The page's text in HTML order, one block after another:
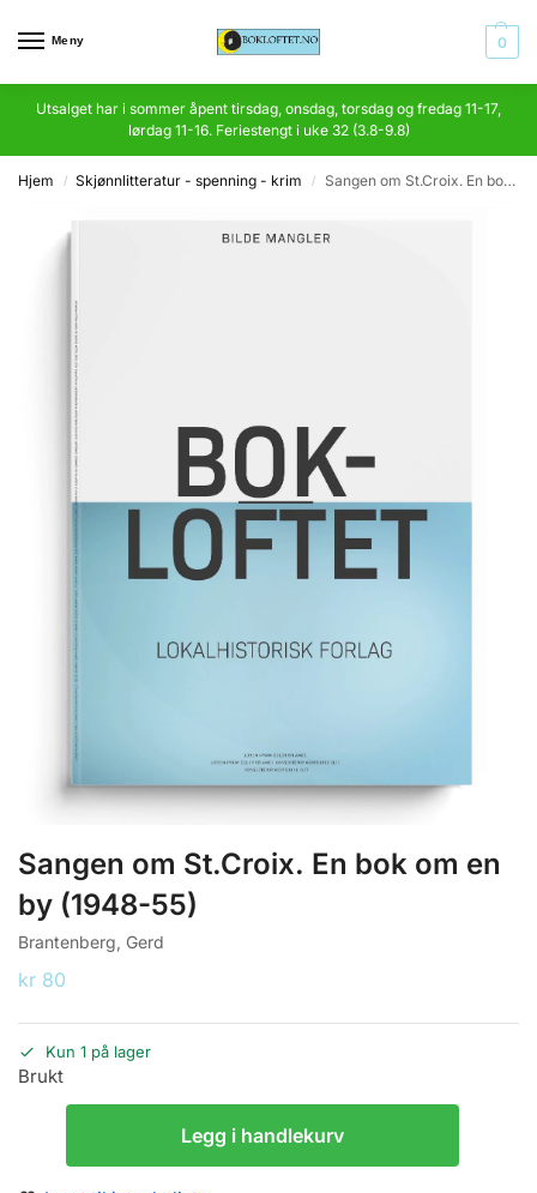
Meny 0
Utsalget har i sommer åpent tirsdag, onsdag, torsdag og fredag 11-17,
lørdag 11-16. Feriestengt i uke 32 (3.8-9.8)
Hjem / Skjønnlitteratur - spenning - krim / Sangen om St.Croix. En bok om en by (1948-55)
Sangen om St.Croix. En bok om en
by (1948-55)
Brantenberg, Gerd
kr 80
Kun 1 på lager
Brukt
Legg i handlekurv